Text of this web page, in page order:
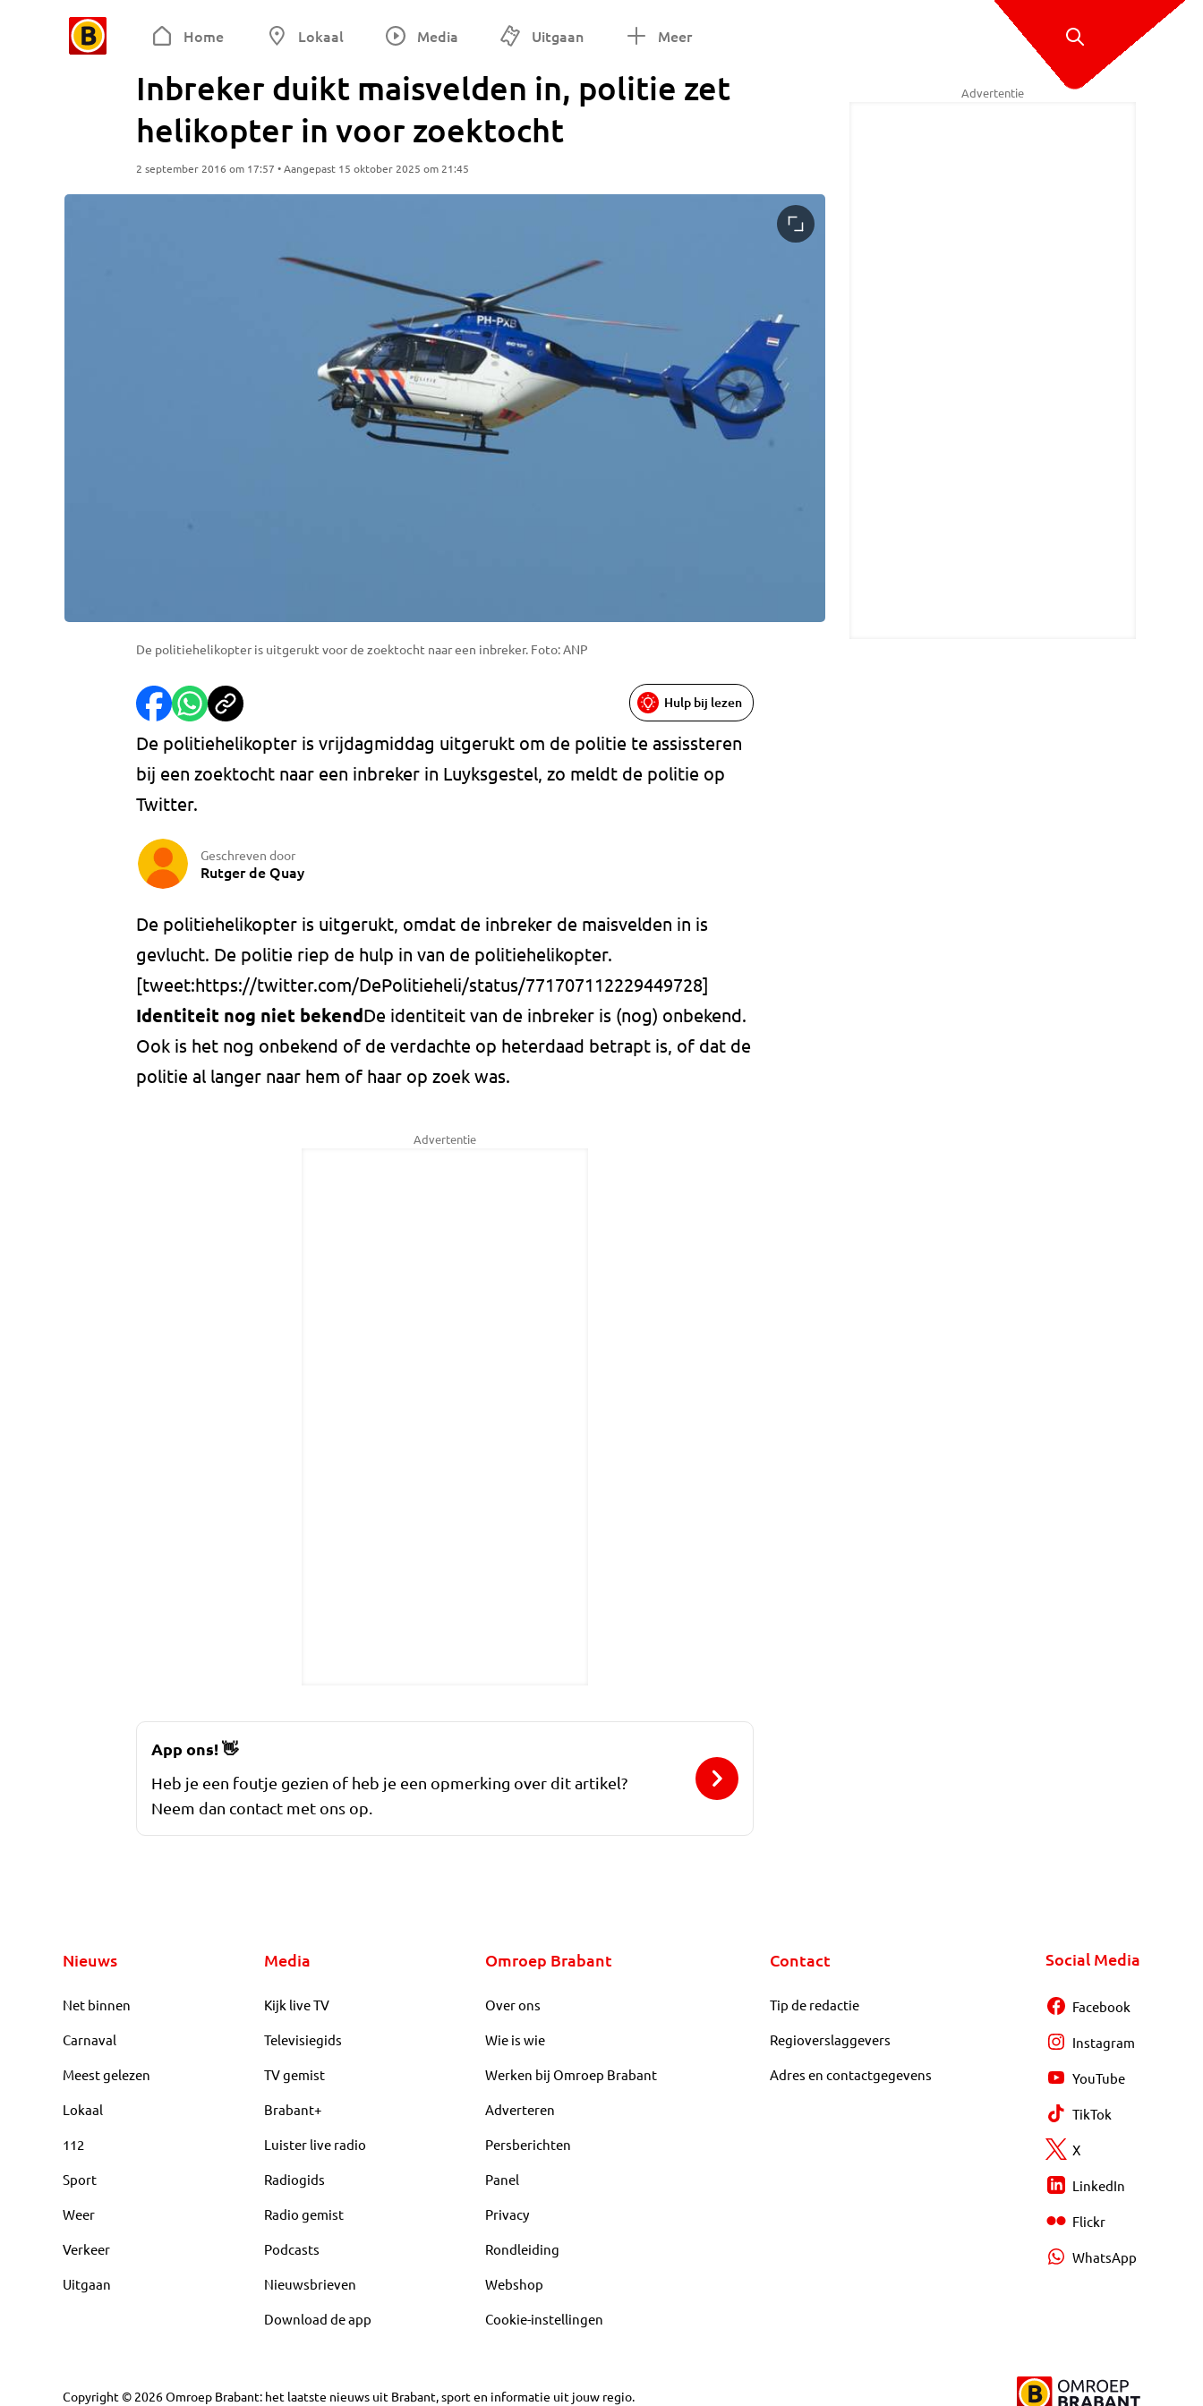
Home Lokaal Media Uitgaan Meer
Inbreker duikt maisvelden in, politie zet
helikopter in voor zoektocht
2 september 2016 om 17:57 • Aangepast 15 oktober 2025 om 21:45
De politiehelikopter is uitgerukt voor de zoektocht naar een inbreker. Foto: ANP
Hulp bij lezen
De politiehelikopter is vrijdagmiddag uitgerukt om de politie te assissteren
bij een zoektocht naar een inbreker in Luyksgestel, zo meldt de politie op
Twitter.
Geschreven door
Rutger de Quay
De politiehelikopter is uitgerukt, omdat de inbreker de maisvelden in is
gevlucht. De politie riep de hulp in van de politiehelikopter.
[tweet:https://twitter.com/DePolitieheli/status/771707112229449728]
Identiteit nog niet bekendDe identiteit van de inbreker is (nog) onbekend.
Ook is het nog onbekend of de verdachte op heterdaad betrapt is, of dat de
politie al langer naar hem of haar op zoek was.
Advertentie
Advertentie
App ons!👋
Heb je een foutje gezien of heb je een opmerking over dit artikel?
Neem dan contact met ons op.
Nieuws
Net binnen
Carnaval
Meest gelezen
Lokaal
112
Sport
Weer
Verkeer
Uitgaan
Media
Kijk live TV
Televisiegids
TV gemist
Brabant+
Luister live radio
Radiogids
Radio gemist
Podcasts
Nieuwsbrieven
Download de app
Omroep Brabant
Over ons
Wie is wie
Werken bij Omroep Brabant
Adverteren
Persberichten
Panel
Privacy
Rondleiding
Webshop
Cookie-instellingen
Contact
Tip de redactie
Regioverslaggevers
Adres en contactgegevens
Social Media
Facebook
Instagram
YouTube
TikTok
X
LinkedIn
Flickr
WhatsApp
Copyright © 2026Omroep Brabant: het laatste nieuws uit Brabant, sport en informatie uit jouw regio.